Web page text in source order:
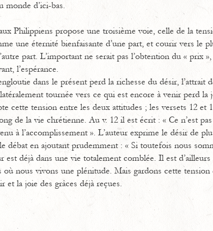
monde d’ici-bas.
Philippiens propose une troisième voie, celle de la
une éternité bienfaisante d’une part, et courir vers le
part. L’important ne serait pas l’obtention du « prix
l’espérance.
dans le présent perd la richesse du désir, l’attrait
tournée vers ce qui est encore à venir perd
cette tension entre les deux attitudes ; les versets 12 et
de la vie chrétienne. Au v. 12 il est écrit : « Ce n’est
à l’accomplissement ». L’auteur exprime le désir de
débat en ajoutant prudemment : « Si toutefois nous
est déjà dans une vie totalement comblée. Il est
nous vivons une plénitude. Mais gardons cette tension
et la joie des grâces déjà reçues.